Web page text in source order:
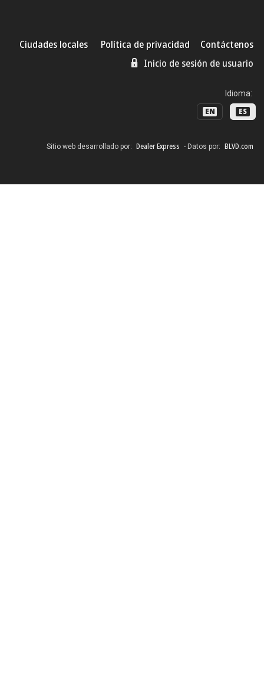
Ciudades locales Política de privacidad
Contáctenos
Inicio de sesión de usuario
Idioma:
EN ES
Sitio web desarrollado por: Dealer Express - Datos por: BLVD.com